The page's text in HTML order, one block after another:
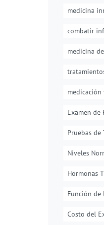
medicina
combatir
medicina
Examen de
Pruebas
Niveles
Hormonas
Función de
Costo del